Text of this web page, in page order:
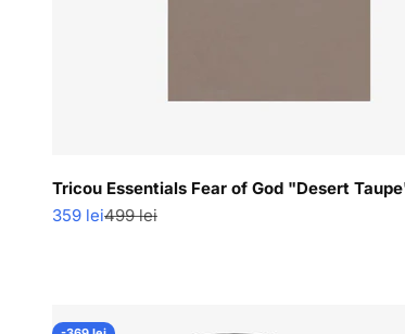
Tricou Essentials Fear of God "Desert
Pret redus
359 leiPret normal
499 lei